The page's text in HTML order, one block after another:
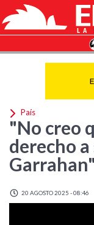
País
"No creo
derecho
Garrahan"
20 AGOSTO 2025 - 08:46